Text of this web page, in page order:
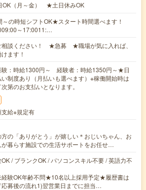
OK（月～金） ★土日休みOK
の時短シフトOK★スタート時間選べます！
～17:0011:…
相談ください！ ★急募 ★職場が気に入れば、
ます！
験：時給1300円～ 経験者：時給1350円～★日
制度あり（月払いも選べます）※稼働開始時は
第のお支払いとなります。
給※規定有
方の「ありがとう」が嬉しい＊おじいちゃん、お
暮らす施設での生活サポートをお任せ…
/ ブランクOK / パソコンスキル不要 / 英語力不
経験OK年齢不問★10名以上採用予定★履歴書は
募後の流れ1)翌営業日までに担当…